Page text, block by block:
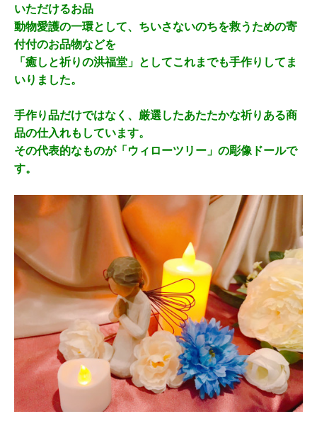
いただけるお品
動物愛護の一環として、ちいさないのちを救うための寄
付付のお品物などを
「癒しと祈りの洪福堂」としてこれまでも手作りしてま
いりました。
手作り品だけではなく、厳選したあたたかな祈りある商
品の仕入れもしています。
その代表的なものが「ウィローツリー」の彫像ドールで
す。